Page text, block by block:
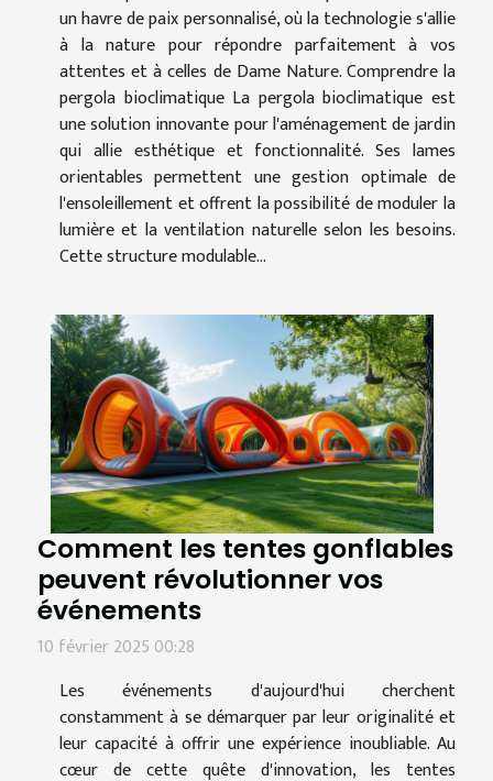
un havre de paix personnalisé, où la technologie s'allie
à la nature pour répondre parfaitement à vos
attentes et à celles de Dame Nature. Comprendre la
pergola bioclimatique La pergola bioclimatique est
une solution innovante pour l'aménagement de jardin
qui allie esthétique et fonctionnalité. Ses lames
orientables permettent une gestion optimale de
l'ensoleillement et offrent la possibilité de moduler la
lumière et la ventilation naturelle selon les besoins.
Cette structure modulable...
Comment les tentes gonflables
peuvent révolutionner vos
événements
10 février 2025 00:28
Les événements d'aujourd'hui cherchent
constamment à se démarquer par leur originalité et
leur capacité à offrir une expérience inoubliable. Au
cœur de cette quête d'innovation, les tentes